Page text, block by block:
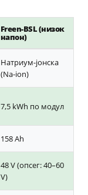
Freen-BSL (низок
напон)
Натриум-јонска
(Na-ion)
7,5 kWh по модул
158 Ah
48 V (опсег: 40–60
V)